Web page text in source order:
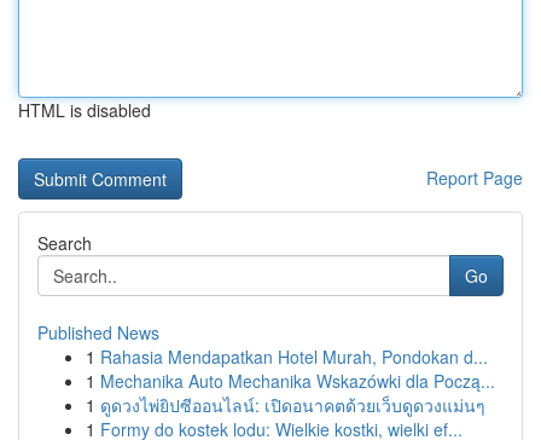
HTML is disabled
Report Page
Search
Go
Published News
1 Rahasia Mendapatkan Hotel Murah, Pondokan d...
1 Mechanika Auto Mechanika Wskazówki dla Począ...
1 ดูดวงไพ่ยิปซีออนไลน์: เปิดอนาคตด้วยเว็บดูดวงแม่นๆ
1 Formy do kostek lodu: Wielkie kostki, wielki ef...